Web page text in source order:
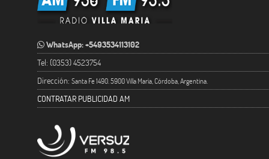
WhatsApp: +5493534113102
Tel: (0353) 4523754
Dirección: Santa Fe 1490. 5900 Villa María, Córdoba, Argentina.
CONTRATAR PUBLICIDAD AM